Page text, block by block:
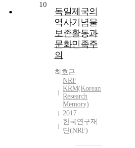
10
독일제국의
역사기념물
보존활동과
문화민족주
의
최호근
NRF
KRM(Korean
Research
Memory)
2017
한국연구재
단(NRF)